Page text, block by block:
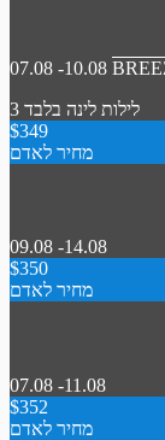
07.08 -10.08
3 לילות לינה בלבד
$349
מחיר לאדם
09.08 -14.08
$350
מחיר לאדם
07.08 -11.08
$352
מחיר לאדם